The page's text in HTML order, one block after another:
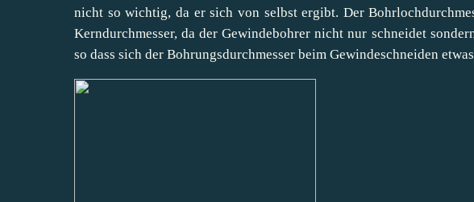
nicht so wichtig, da er sich von selbst ergibt. Der
Kerndurchmesser, da der Gewindebohrer nicht nur schneidet
so dass sich der Bohrungsdurchmesser beim Gewindeschneiden